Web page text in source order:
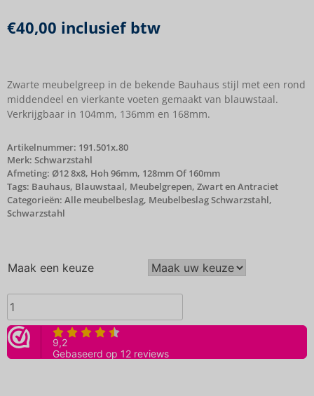
€40,00 inclusief btw
Zwarte meubelgreep in de bekende Bauhaus stijl met een rond
middendeel en vierkante voeten gemaakt van blauwstaal.
Verkrijgbaar in 104mm, 136mm en 168mm.
Artikelnummer: 191.501x.80
Merk: Schwarzstahl
Afmeting: Ø12 8x8, Hoh 96mm, 128mm Of 160mm
Tags: Bauhaus, Blauwstaal, Meubelgrepen, Zwart en Antraciet
Categorieën: Alle meubelbeslag, Meubelbeslag Schwarzstahl,
Schwarzstahl
Maak een keuze